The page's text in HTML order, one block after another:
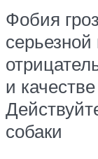
Фобия
и
собаки